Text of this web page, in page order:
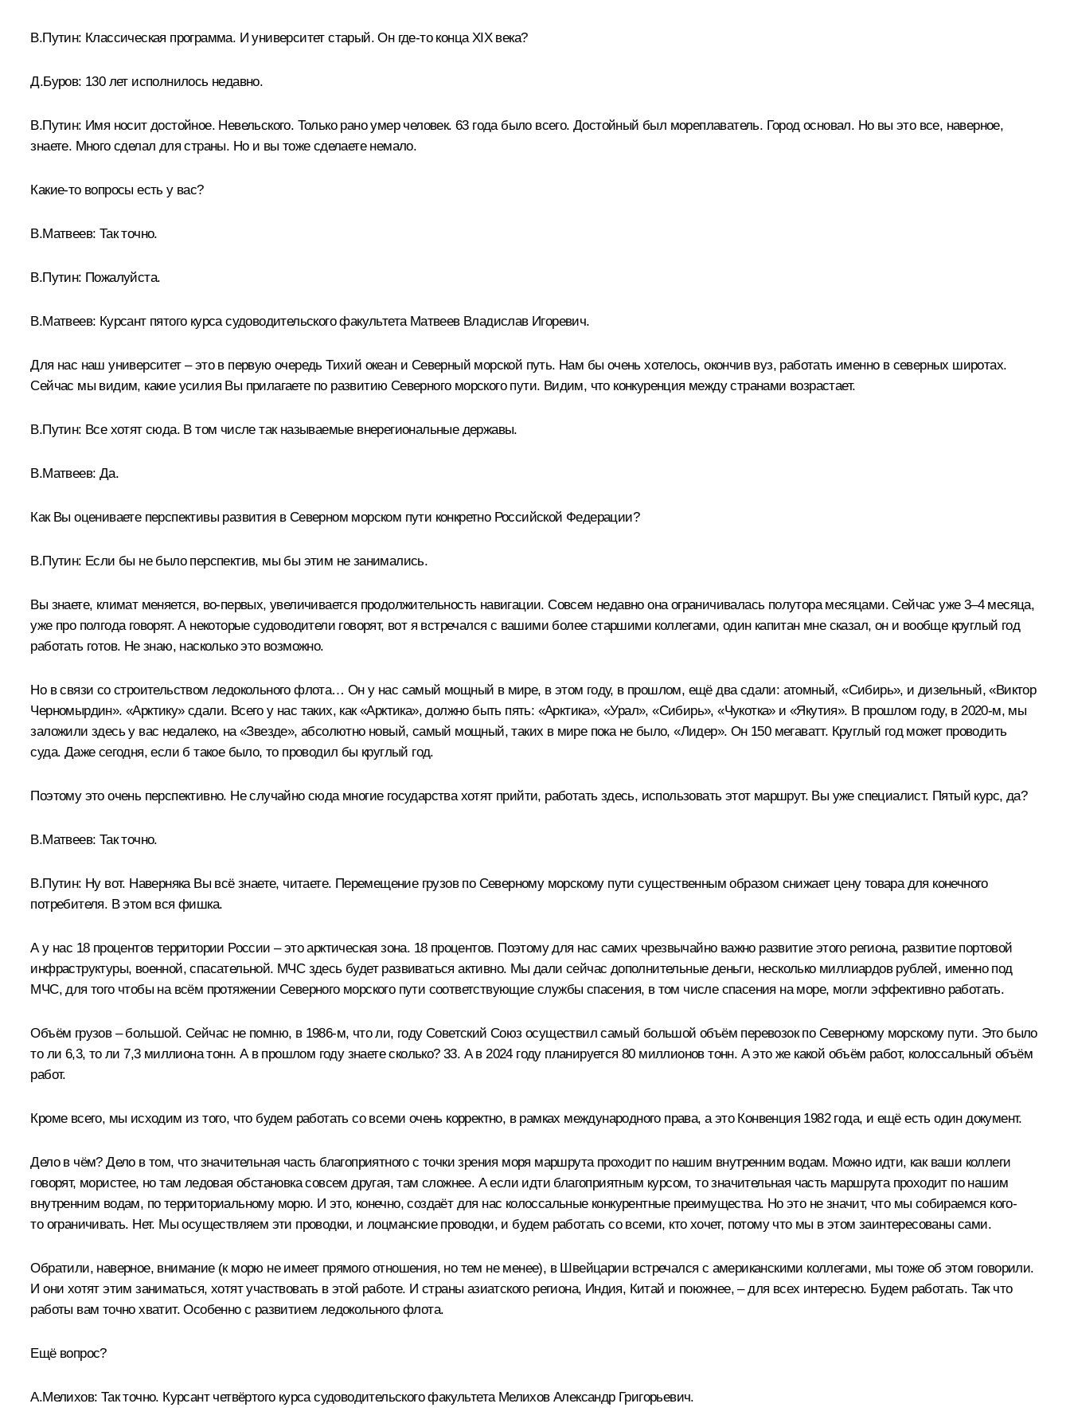
В.Путин: Классическая программа. И университет старый. Он где-то конца XIX века?
Д.Буров: 130 лет исполнилось недавно.
В.Путин: Имя носит достойное. Невельского. Только рано умер человек. 63 года было всего. Достойный был мореплаватель. Город основал. Но вы это все, наверное,
знаете. Много сделал для страны. Но и вы тоже сделаете немало.
Какие-то вопросы есть у вас?
В.Матвеев: Так точно.
В.Путин: Пожалуйста.
В.Матвеев: Курсант пятого курса судоводительского факультета Матвеев Владислав Игоревич.
Для нас наш университет – это в первую очередь Тихий океан и Северный морской путь. Нам бы очень хотелось, окончив вуз, работать именно в северных широтах.
Сейчас мы видим, какие усилия Вы прилагаете по развитию Северного морского пути. Видим, что конкуренция между странами возрастает.
В.Путин: Все хотят сюда. В том числе так называемые внерегиональные державы.
В.Матвеев: Да.
Как Вы оцениваете перспективы развития в Северном морском пути конкретно Российской Федерации?
В.Путин: Если бы не было перспектив, мы бы этим не занимались.
Вы знаете, климат меняется, во-первых, увеличивается продолжительность навигации. Совсем недавно она ограничивалась полутора месяцами. Сейчас уже 3–4 месяца,
уже про полгода говорят. А некоторые судоводители говорят, вот я встречался с вашими более старшими коллегами, один капитан мне сказал, он и вообще круглый год
работать готов. Не знаю, насколько это возможно.
Но в связи со строительством ледокольного флота… Он у нас самый мощный в мире, в этом году, в прошлом, ещё два сдали: атомный, «Сибирь», и дизельный, «Виктор
Черномырдин». «Арктику» сдали. Всего у нас таких, как «Арктика», должно быть пять: «Арктика», «Урал», «Сибирь», «Чукотка» и «Якутия». В прошлом году, в 2020-м, мы
заложили здесь у вас недалеко, на «Звезде», абсолютно новый, самый мощный, таких в мире пока не было, «Лидер». Он 150 мегаватт. Круглый год может проводить
суда. Даже сегодня, если б такое было, то проводил бы круглый год.
Поэтому это очень перспективно. Не случайно сюда многие государства хотят прийти, работать здесь, использовать этот маршрут. Вы уже специалист. Пятый курс, да?
В.Матвеев: Так точно.
В.Путин: Ну вот. Наверняка Вы всё знаете, читаете. Перемещение грузов по Северному морскому пути существенным образом снижает цену товара для конечного
потребителя. В этом вся фишка.
А у нас 18 процентов территории России – это арктическая зона. 18 процентов. Поэтому для нас самих чрезвычайно важно развитие этого региона, развитие портовой
инфраструктуры, военной, спасательной. МЧС здесь будет развиваться активно. Мы дали сейчас дополнительные деньги, несколько миллиардов рублей, именно под
МЧС, для того чтобы на всём протяжении Северного морского пути соответствующие службы спасения, в том числе спасения на море, могли эффективно работать.
Объём грузов – большой. Сейчас не помню, в 1986-м, что ли, году Советский Союз осуществил самый большой объём перевозок по Северному морскому пути. Это было
то ли 6,3, то ли 7,3 миллиона тонн. А в прошлом году знаете сколько? 33. А в 2024 году планируется 80 миллионов тонн. А это же какой объём работ, колоссальный объём
работ.
Кроме всего, мы исходим из того, что будем работать со всеми очень корректно, в рамках международного права, а это Конвенция 1982 года, и ещё есть один документ.
Дело в чём? Дело в том, что значительная часть благоприятного с точки зрения моря маршрута проходит по нашим внутренним водам. Можно идти, как ваши коллеги
говорят, мористее, но там ледовая обстановка совсем другая, там сложнее. А если идти благоприятным курсом, то значительная часть маршрута проходит по нашим
внутренним водам, по территориальному морю. И это, конечно, создаёт для нас колоссальные конкурентные преимущества. Но это не значит, что мы собираемся кого-
то ограничивать. Нет. Мы осуществляем эти проводки, и лоцманские проводки, и будем работать со всеми, кто хочет, потому что мы в этом заинтересованы сами.
Обратили, наверное, внимание (к морю не имеет прямого отношения, но тем не менее), в Швейцарии встречался с американскими коллегами, мы тоже об этом говорили.
И они хотят этим заниматься, хотят участвовать в этой работе. И страны азиатского региона, Индия, Китай и поюжнее, – для всех интересно. Будем работать. Так что
работы вам точно хватит. Особенно с развитием ледокольного флота.
Ещё вопрос?
А.Мелихов: Так точно. Курсант четвёртого курса судоводительского факультета Мелихов Александр Григорьевич.